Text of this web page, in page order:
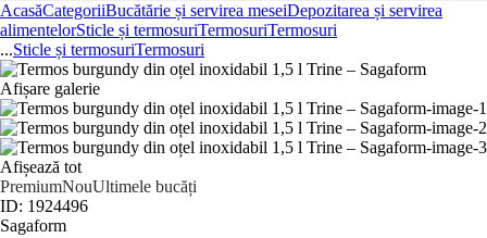
AcasăCategoriiBucătărie și servirea meseiDepozitarea și servirea
alimentelorSticle și termosuriTermosuriTermosuri
...Sticle și termosuriTermosuri
Afișare galerie
Afișează tot
PremiumNouUltimele bucăți
ID: 1924496
Sagaform